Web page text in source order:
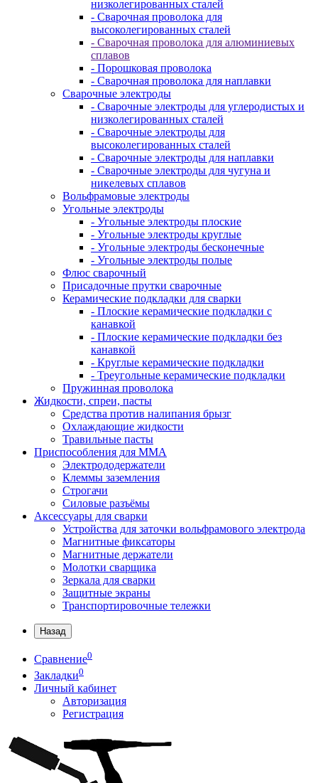
низколегированных сталей
- Сварочная проволока для
высоколегированных сталей
- Сварочная проволока для алюминиевых
сплавов
- Порошковая проволока
- Сварочная проволока для наплавки
Сварочные электроды
- Сварочные электроды для углеродистых и
низколегированных сталей
- Сварочные электроды для
высоколегированных сталей
- Сварочные электроды для наплавки
- Сварочные электроды для чугуна и
никелевых сплавов
Вольфрамовые электроды
Угольные электроды
- Угольные электроды плоские
- Угольные электроды круглые
- Угольные электроды бесконечные
- Угольные электроды полые
Флюс сварочный
Присадочные прутки сварочные
Керамические подкладки для сварки
- Плоские керамические подкладки с
канавкой
- Плоские керамические подкладки без
канавкой
- Круглые керамические подкладки
- Треугольные керамические подкладки
Пружинная проволока
Жидкости, спреи, пасты
Средства против налипания брызг
Охлаждающие жидкости
Травильные пасты
Приспособления для ММА
Электрододержатели
Клеммы заземления
Строгачи
Силовые разъёмы
Аксессуары для сварки
Устройства для заточки вольфрамового электрода
Магнитные фиксаторы
Магнитные держатели
Молотки сварщика
Зеркала для сварки
Защитные экраны
Транспортировочные тележки
Назад
Сравнение0
Закладки0
Личный кабинет
Авторизация
Регистрация